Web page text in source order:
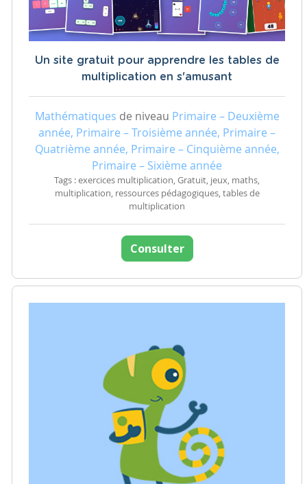
Un site gratuit pour apprendre les tables de
multiplication en s'amusant
Mathématiques de niveau Primaire – Deuxième
année, Primaire – Troisième année, Primaire –
Quatrième année, Primaire – Cinquième année,
Primaire – Sixième année
Tags : exercices multiplication, Gratuit, jeux, maths,
multiplication, ressources pédagogiques, tables de
multiplication
Consulter